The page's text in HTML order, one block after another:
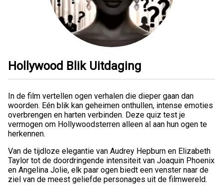
Hollywood Blik Uitdaging
In de film vertellen ogen verhalen die dieper gaan dan
woorden. Eén blik kan geheimen onthullen, intense emoties
overbrengen en harten verbinden. Deze quiz test je
vermogen om Hollywoodsterren alleen al aan hun ogen te
herkennen.
Van de tijdloze elegantie van Audrey Hepburn en Elizabeth
Taylor tot de doordringende intensiteit van Joaquin Phoenix
en Angelina Jolie, elk paar ogen biedt een venster naar de
ziel van de meest geliefde personages uit de filmwereld.